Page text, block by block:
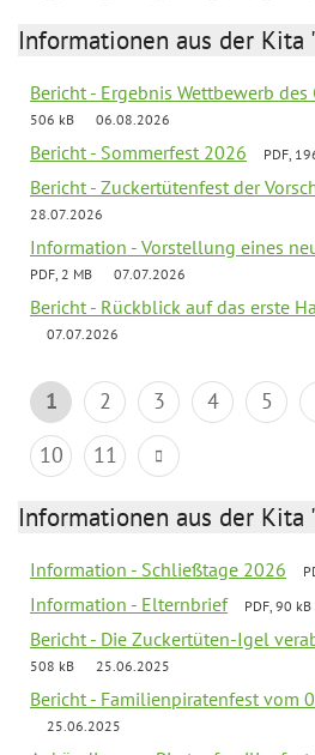
Informationen aus der Kita
Bericht - Ergebnis Wettbewerb des
506 kB
06.08.2026
Bericht - Sommerfest 2026 PDF,
Bericht - Zuckertütenfest der
28.07.2026
Information - Vorstellung eines
PDF, 2 MB 07.07.2026
Bericht - Rückblick auf das erste
07.07.2026
1 2 3 4 5
10
11
Informationen aus der
Information - Schließtage 2026
Information - Elternbrief PDF, 90 kB
Bericht - Die Zuckertüten-Igel
508 kB
25.06.2025
Bericht - Familienpiratenfest vom
25.06.2025